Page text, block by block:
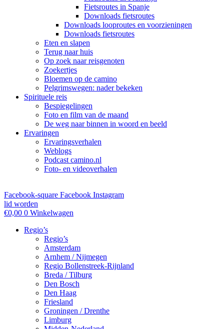
Fietsroutes in Spanje
Downloads fietsroutes
Downloads looproutes en voorzieningen
Downloads fietsroutes
Eten en slapen
Terug naar huis
Op zoek naar reisgenoten
Zoekertjes
Bloemen op de camino
Pelgrimswegen: nader bekeken
Spirituele reis
Bespiegelingen
Foto en film van de maand
De weg naar binnen in woord en beeld
Ervaringen
Ervaringsverhalen
Weblogs
Podcast camino.nl
Foto- en videoverhalen
Facebook-square Facebook Instagram
lid worden
€0,00 0 Winkelwagen
Regio’s
Regio’s
Amsterdam
Arnhem / Nijmegen
Regio Bollenstreek-Rijnland
Breda / Tilburg
Den Bosch
Den Haag
Friesland
Groningen / Drenthe
Limburg